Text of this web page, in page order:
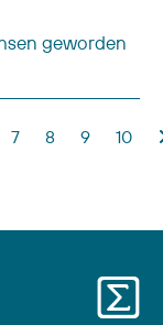
geworden
7 8 9 10